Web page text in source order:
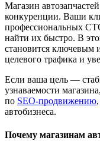
Магазин
конкуренции. Ваши
профессиональных
найти их быстро. В
становится ключевым
целевого трафика и
Если ваша цель —
узнаваемости
по SEO-продвижению
автобизнеса.
Почему магазинам